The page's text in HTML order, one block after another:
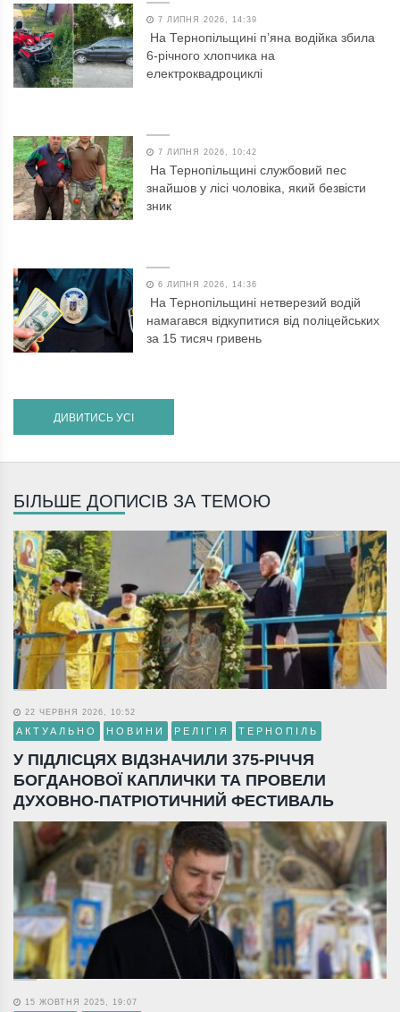
7 ЛИПНЯ 2026, 14:39
На Тернопільщині п’яна водійка збила
6-річного хлопчика на
електроквадроциклі
7 ЛИПНЯ 2026, 10:42
На Тернопільщині службовий пес
знайшов у лісі чоловіка, який безвісти
зник
6 ЛИПНЯ 2026, 14:36
На Тернопільщині нетверезий водій
намагався відкупитися від поліцейських
за 15 тисяч гривень
ДИВИТИСЬ УСІ
БІЛЬШЕ ДОПИСІВ ЗА ТЕМОЮ
22 ЧЕРВНЯ 2026, 10:52
АКТУАЛЬНО НОВИНИ РЕЛІГІЯ ТЕРНОПІЛЬ
У ПІДЛІСЦЯХ ВІДЗНАЧИЛИ 375-РІЧЧЯ
БОГДАНОВОЇ КАПЛИЧКИ ТА ПРОВЕЛИ
ДУХОВНО-ПАТРІОТИЧНИЙ ФЕСТИВАЛЬ
15 ЖОВТНЯ 2025, 19:07